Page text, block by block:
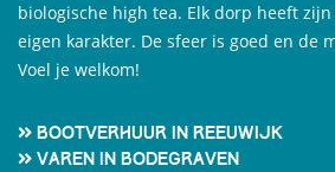
biologische high tea. Elk dorp heeft
eigen karakter. De sfeer is goed en de
Voel je welkom!
Bootverhuur in Reeuwijk
Varen in Bodegraven